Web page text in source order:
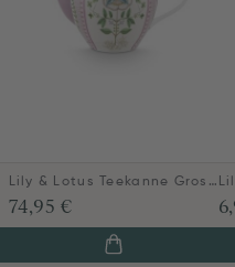
Lily & Lotus Teekanne Gross Lila
74,95 €